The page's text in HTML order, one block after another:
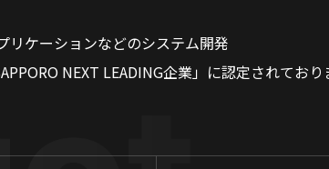
リケーションなどのシステム開発
NEXT LEADING企業」に認定されており